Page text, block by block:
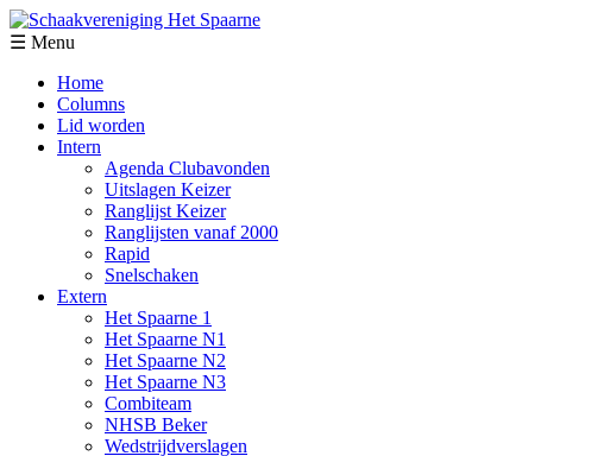
☰ Menu
Home
Columns
Lid worden
Intern
Agenda Clubavonden
Uitslagen Keizer
Ranglijst Keizer
Ranglijsten vanaf 2000
Rapid
Snelschaken
Extern
Het Spaarne 1
Het Spaarne N1
Het Spaarne N2
Het Spaarne N3
Combiteam
NHSB Beker
Wedstrijdverslagen